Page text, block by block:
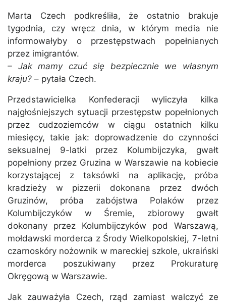
Marta Czech podkreśliła, że ostatnio brakuje
tygodnia, czy wręcz dnia, w którym media nie
informowałyby o przestępstwach popełnianych
przez imigrantów.
– Jak mamy czuć się bezpiecznie we własnym
kraju? – pytała Czech.
Przedstawicielka Konfederacji wyliczyła kilka
najgłośniejszych sytuacji przestępstw popełnionych
przez cudzoziemców w ciągu ostatnich kilku
miesięcy, takie jak: doprowadzenie do czynności
seksualnej 9-latki przez Kolumbijczyka, gwałt
popełniony przez Gruzina w Warszawie na kobiecie
korzystającej z taksówki na aplikację, próba
kradzieży w pizzerii dokonana przez dwóch
Gruzinów, próba zabójstwa Polaków przez
Kolumbijczyków w Śremie, zbiorowy gwałt
dokonany przez Kolumbijczyków pod Warszawą,
mołdawski morderca z Środy Wielkopolskiej, 7-letni
czarnoskóry nożownik w mareckiej szkole, ukraiński
morderca poszukiwany przez Prokuraturę
Okręgową w Warszawie.
Jak zauważyła Czech, rząd zamiast walczyć ze